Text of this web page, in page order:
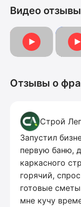
Видео
Видеоотзыв от
Отзывы о
Строй
Запустил
первую баню,
каркасного
горячий,
готовые
мне кучу